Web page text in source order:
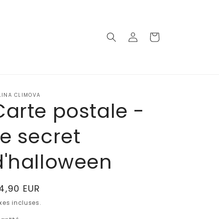
ConnexionPanier
CLIMOVA
postale -
secret
EUR
incluses.